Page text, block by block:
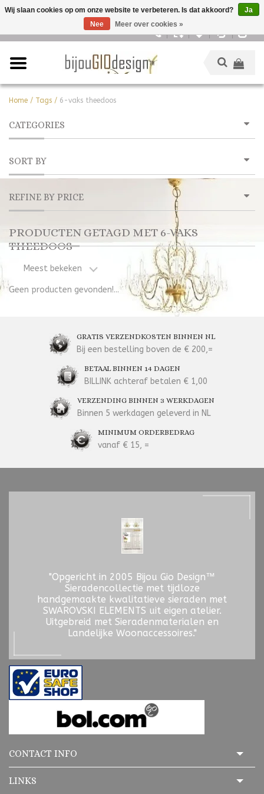
Home / Tags / 6-vaks theedoos
CATEGORIES
SORT BY
REFINE BY PRICE
PRODUCTEN GETAGD MET 6-VAKS
THEEDOOS
Meest bekeken
Geen producten gevonden!...
GRATIS VERZENDKOSTEN BINNEN NL
Bij een bestelling boven de € 200,=
BETAAL BINNEN 14 DAGEN
BILLINK achteraf betalen € 1,00
VERZENDING BINNEN 3 WERKDAGEN
Binnen 5 werkdagen geleverd in NL
MINIMUM ORDERBEDRAG
vanaf € 15, =
"Opgericht in 2005 Bijou Gio Design™
Sieradencollectie met tijdloze
handgemaakte kwalitatieve sieraden met
SWAROVSKI ELEMENTS uit eigen atelier.
Uitgebreid met Sieradenmaterialen en
Landelijke Woonaccessoires."
CONTACT INFO
LINKS
Wij slaan cookies op om onze website te verbeteren. Is dat akkoord?
Ja
Nee
Meer over cookies »